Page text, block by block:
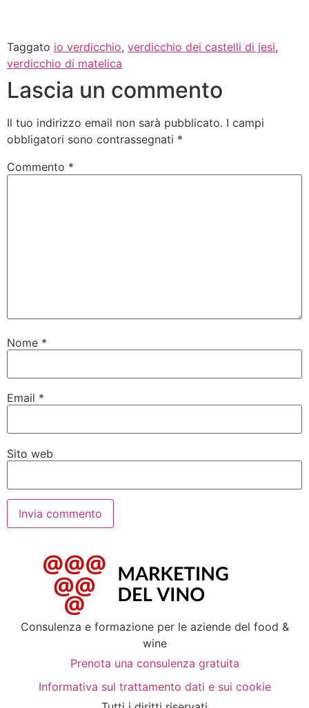
Taggato io verdicchio, verdicchio dei castelli di jesi,
verdicchio di matelica
Lascia un commento
Il tuo indirizzo email non sarà pubblicato. I campi
obbligatori sono contrassegnati *
Commento *
Nome *
Email *
Sito web
Consulenza e formazione per le aziende del food &
wine
Prenota una consulenza gratuita
Informativa sul trattamento dati e sui cookie